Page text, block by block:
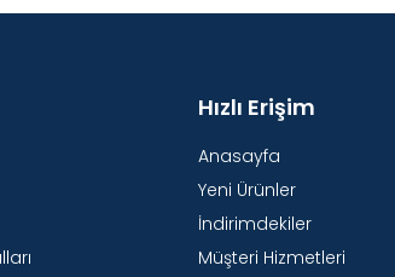
Hızlı Erişim
Anasayfa
Yeni Ürünler
İndirimdekiler
Müşteri Hizmetleri